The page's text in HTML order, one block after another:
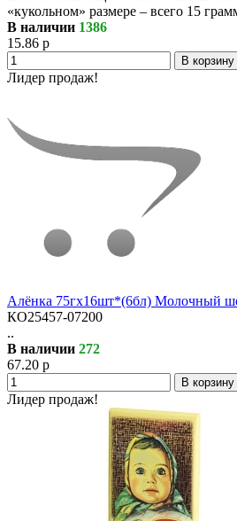
«кукольном» размере – всего 15
В наличии 1386
15.86 р
В корзину
Лидер продаж!
Алёнка 75гх16шт*(6бл) Молочный
КО25457-07200
..
В наличии 272
67.20 р
В корзину
Лидер продаж!